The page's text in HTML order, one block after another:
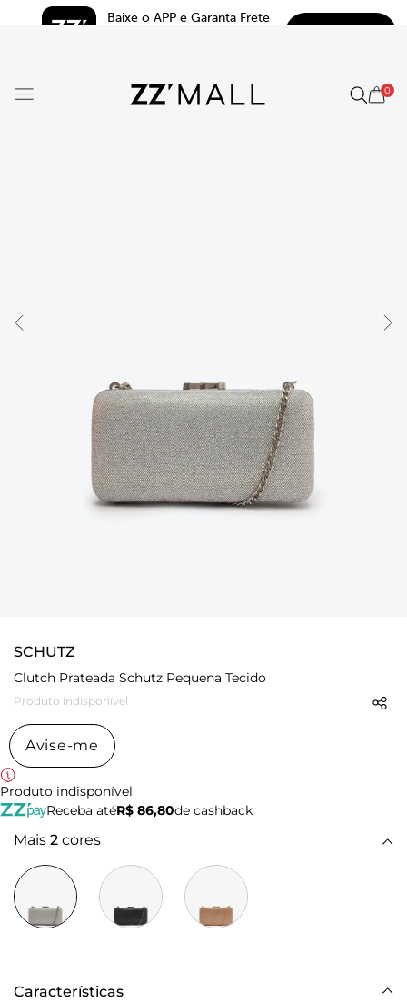
Baixe o APP e Garanta Frete
0
SCHUTZ
Clutch Prateada Schutz Pequena Tecido
Produto indisponível
Avise-me
Produto indisponível
Receba atéR$ 86,80de cashback
Mais 2 cores
Características